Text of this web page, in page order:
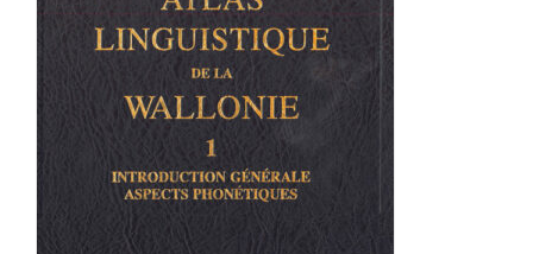
Achat en ligne
Panier WooCommerce